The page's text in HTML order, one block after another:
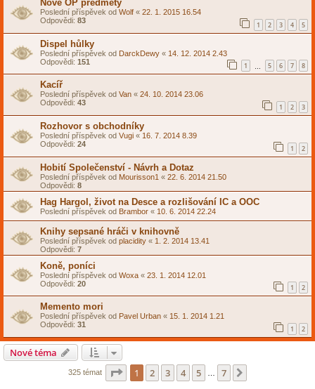
Nové OP předměty
Poslední příspěvek od Wolf « 22. 1. 2015 16.54
Odpovědi: 83 1 2 3 4 5
Dispel hůlky
Poslední příspěvek od DarckDewy « 14. 12. 2014 2.43
Odpovědi: 151 1 5 6 7 8
Kacíř
Poslední příspěvek od Van « 24. 10. 2014 23.06
Odpovědi: 43 1 2 3
Rozhovor s obchodníky
Poslední příspěvek od Vugi « 16. 7. 2014 8.39
Odpovědi: 24 1 2
Hobití Společenství - Návrh a Dotaz
Poslední příspěvek od Mourisson1 « 22. 6. 2014 21.50
Odpovědi: 8
Hag Hargol, život na Desce a rozlišování IC a OOC
Poslední příspěvek od Brambor « 10. 6. 2014 22.24
Knihy sepsané hráči v knihovně
Poslední příspěvek od placidity « 1. 2. 2014 13.41
Odpovědi: 7
Koně, poníci
Poslední příspěvek od Woxa « 23. 1. 2014 12.01
Odpovědi: 20 1 2
Memento mori
Poslední příspěvek od Pavel Urban « 15. 1. 2014 1.21
Odpovědi: 31 1 2
Nové téma
325 témat Stránka z
1 2 3 4 5 7